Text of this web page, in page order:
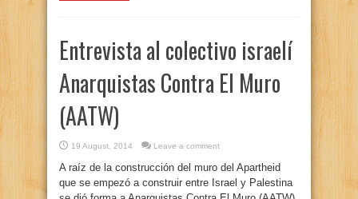
Entrevista al colectivo israelí
Anarquistas Contra El Muro
(AATW)
19 August, 2014 Leave a comment
A raíz de la construcción del muro del Apartheid
que se empezó a construir entre Israel y Palestina